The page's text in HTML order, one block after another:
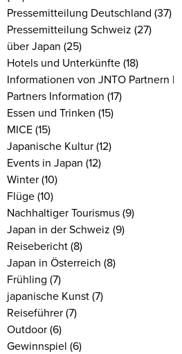
Pressemitteilung Deutschland (37)
Pressemitteilung Schweiz (27)
über Japan (25)
Hotels und Unterkünfte (18)
Informationen von JNTO Partnern |
Partners Information (17)
Essen und Trinken (15)
MICE (15)
Japanische Kultur (12)
Events in Japan (12)
Winter (10)
Flüge (10)
Nachhaltiger Tourismus (9)
Japan in der Schweiz (9)
Reisebericht (8)
Japan in Österreich (8)
Frühling (7)
japanische Kunst (7)
Reiseführer (7)
Outdoor (6)
Gewinnspiel (6)